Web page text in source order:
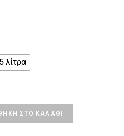
5 λίτρα
ΣΤΟ ΚΑΛΆΘΙ